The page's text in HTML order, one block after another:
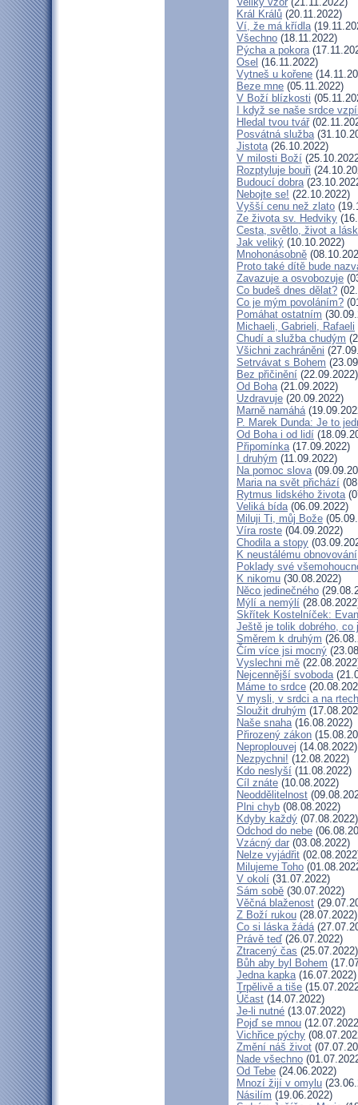
Král Králů (20.11.2022)
Ví, že má křídla
Všechno (18.11.2022)
Pýcha a pokora
Osel (16.11.2022)
Vytneš u kořene
Beze mne (05.11.2022)
V Boží blízkosti
I když se naše srdce
Hledal tvou tvář
Posvátná služba
Jistota(26.10.2022)
V milosti Boží
Rozptyluje bouři
Budoucí dobra
Nebojte se! (22.10.2022)
Vyšší cenu než zlato
Ze života sv. Hedviky
Cesta, světlo, život a
Jak veliký (10.10.2022)
Mnohonásobně
Proto také dítě bude
Zavazuje a osvobozuje
Co budeš dnes dělat?
Co je mým povoláním?
Pomáhat ostatním
Michaeli, Gabrieli, Rafaeli
Chudí a služba chudým
Všichni zachráněni
Setrvávat s Bohem
Bez přičinění (22.09.2022)
Od Boha(21.09.2022)
Uzdravuje (20.09.2022)
Marně namáhá
P. Marek Dunda: Je to
Od Boha i od lidí
Připomínka(17.09.2022)
I druhým (11.09.2022)
Na pomoc slova
Maria na svět přichází
Rytmus lidského života
Veliká bída(06.09.2022)
Miluji Ti, můj Bože
Víra roste (04.09.2022)
Chodila a stopy
K neustálému obnovování
Poklady své
K nikomu (30.08.2022)
Něco jedinečného
Mýlí a nemýlí
Skřítek Kostelníček:
Ještě je tolik dobrého, co
Směrem k druhým
Čím více jsi mocný
Vyslechni mě
Nejcennější svoboda
Máme to srdce
V mysli, v srdci a na rtech
Sloužit druhým
Naše snaha(16.08.2022)
Přirozený zákon
Neproplouvej (14.08.2022)
Nezpychni! (12.08.2022)
Kdo neslyší (11.08.2022)
Cíl znáte (10.08.2022)
Neoddělitelnost
Plni chyb (08.08.2022)
Kdyby každý (07.08.2022)
Odchod do nebe
Vzácný dar (03.08.2022)
Nelze vyjádřit
Milujeme Toho
V okolí (31.07.2022)
Sám sobě (30.07.2022)
Věčná blaženost
Z Boží rukou (28.07.2022)
Co si láska žádá
Právě teď (26.07.2022)
Ztracený čas (25.07.2022)
Bůh aby byl Bohem
Jedna kapka(16.07.2022)
Trpělivě a tiše
Účast (14.07.2022)
Je-li nutné (13.07.2022)
Pojď se mnou
Vichřice pýchy
Změní náš život
Nade všechno
Od Tebe (24.06.2022)
Mnozí žijí v omylu
Násilím (19.06.2022)